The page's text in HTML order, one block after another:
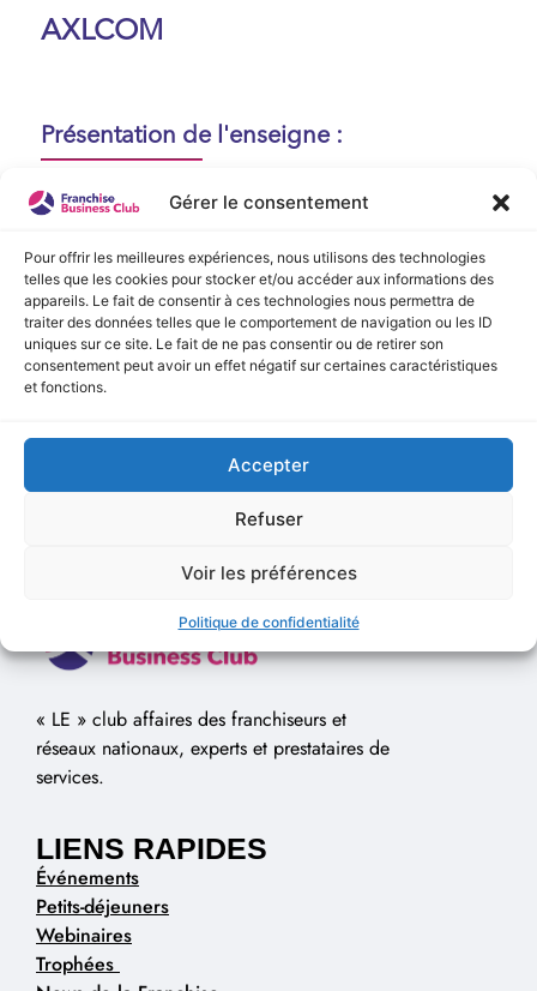
Gérer le consentement
Pour offrir les meilleures expériences, nous utilisons des technologies
telles que les cookies pour stocker et/ou accéder aux informations des
appareils. Le fait de consentir à ces technologies nous permettra de
traiter des données telles que le comportement de navigation ou les ID
uniques sur ce site. Le fait de ne pas consentir ou de retirer son
consentement peut avoir un effet négatif sur certaines caractéristiques
et fonctions.
Accepter
Refuser
Voir les préférences
Politique de confidentialité
AXLCOM
Présentation de l'enseigne :
Aucune présentation n'est disponible
actuellement !
Vidéo de Présentation
Aucune vidéo disponible.
« LE » club affaires des franchiseurs et
réseaux nationaux, experts et prestataires de
services.
LIENS RAPIDES
Événements
Petits-déjeuners
Webinaires
Trophées